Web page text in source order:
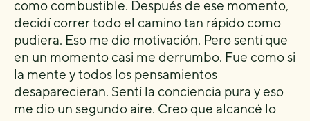
como combustible. Después de ese momento,
decidí correr todo el camino tan rápido como
pudiera. Eso me dio motivación. Pero sentí que
en un momento casi me derrumbo. Fue como si
la mente y todos los pensamientos
desaparecieran. Sentí la conciencia pura y eso
me dio un segundo aire. Creo que alcancé lo